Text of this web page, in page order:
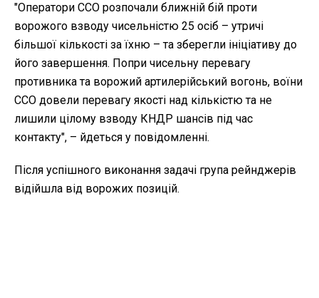
"Оператори ССО розпочали ближній бій проти
ворожого взводу чисельністю 25 осіб – утричі
більшої кількості за їхню – та зберегли ініціативу до
його завершення. Попри чисельну перевагу
противника та ворожий артилерійський вогонь, воїни
ССО довели перевагу якості над кількістю та не
лишили цілому взводу КНДР шансів під час
контакту", – йдеться у повідомленні.
Після успішного виконання задачі група рейнджерів
відійшла від ворожих позицій.